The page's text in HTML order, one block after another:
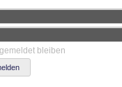
bleiben